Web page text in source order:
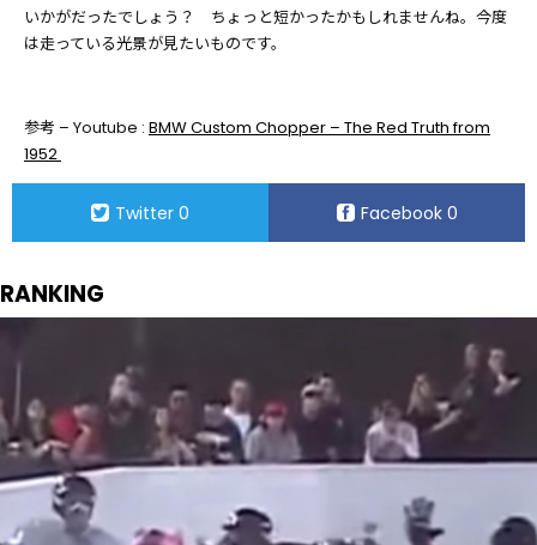
いかがだったでしょう？ ちょっと短かったかもしれませんね。今度
は走っている光景が見たいものです。
参考 – Youtube : BMW Custom Chopper – The Red Truth from
1952
Twitter 0 Facebook 0
RANKING